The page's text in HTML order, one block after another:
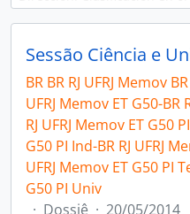
Sessão Ciência e
BR BR RJ UFRJ Memov
UFRJ Memov ET G50-BR
RJ UFRJ Memov ET G50
G50 PI Ind-BR RJ UFRJ
UFRJ Memov ET G50 PI
G50 PI Univ
· Dossiê · 20/05/2014